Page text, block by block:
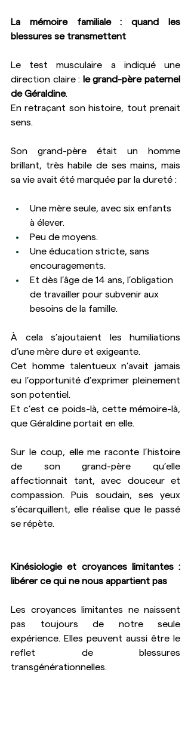
La mémoire familiale : quand les
blessures se transmettent
Le test musculaire a indiqué une
direction claire : le grand-père paternel
de Géraldine.
En retraçant son histoire, tout prenait
sens.
Son grand-père était un homme
brillant, très habile de ses mains, mais
sa vie avait été marquée par la dureté :
Une mère seule, avec six enfants
à élever.
Peu de moyens.
Une éducation stricte, sans
encouragements.
Et dès l’âge de 14 ans, l’obligation
de travailler pour subvenir aux
besoins de la famille.
À cela s’ajoutaient les humiliations
d’une mère dure et exigeante.
Cet homme talentueux n’avait jamais
eu l’opportunité d’exprimer pleinement
son potentiel.
Et c’est ce poids-là, cette mémoire-là,
que Géraldine portait en elle.
Sur le coup, elle me raconte l’histoire
de son grand-père qu’elle
affectionnait tant, avec douceur et
compassion. Puis soudain, ses yeux
s’écarquillent, elle réalise que le passé
se répète.
Kinésiologie et croyances limitantes :
libérer ce qui ne nous appartient pas
Les croyances limitantes ne naissent
pas toujours de notre seule
expérience. Elles peuvent aussi être le
reflet de blessures
transgénérationnelles.